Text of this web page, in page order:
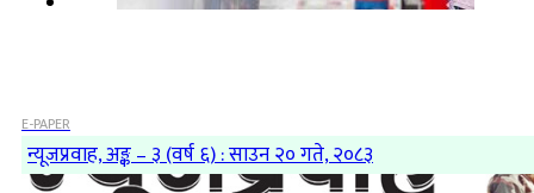
E-PAPER
न्यूजप्रवाह, अङ्क – ३ (वर्ष ६) : साउन २० गते, २०८३